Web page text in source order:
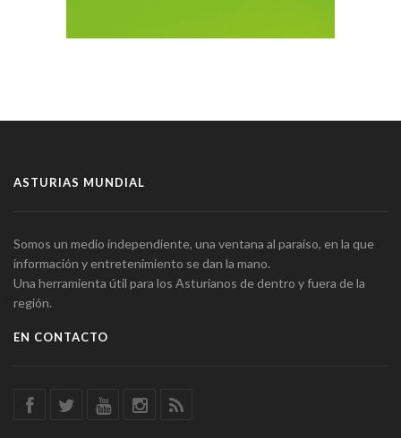
ASTURIAS MUNDIAL
Somos un medio independiente, una ventana al paraíso, en la que
información y entretenimiento se dan la mano.
Una herramienta útil para los Asturianos de dentro y fuera de la
región.
EN CONTACTO